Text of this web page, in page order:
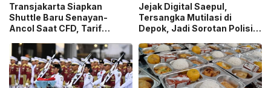
Transjakarta Siapkan
Shuttle Baru Senayan-
Ancol Saat CFD, Tarif
Jejak Digital Saepul,
Tersangka Mutilasi di
Depok, Jadi Sorotan Polisi